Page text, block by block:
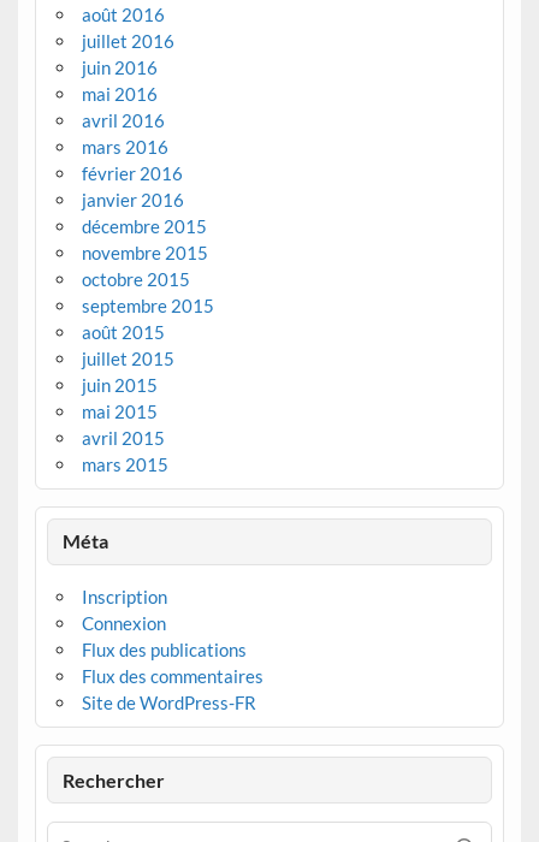
août 2016
juillet 2016
juin 2016
mai 2016
avril 2016
mars 2016
février 2016
janvier 2016
décembre 2015
novembre 2015
octobre 2015
septembre 2015
août 2015
juillet 2015
juin 2015
mai 2015
avril 2015
mars 2015
Méta
Inscription
Connexion
Flux des publications
Flux des commentaires
Site de WordPress-FR
Rechercher